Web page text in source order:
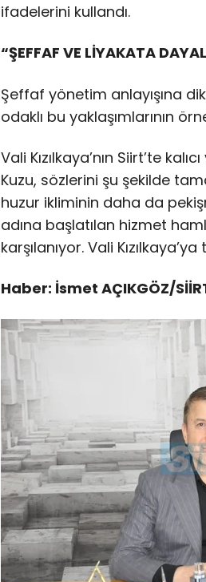
ifadelerini kullandı.
“ŞEFFAF VE LİYAKATA
Şeffaf yönetim anlayışına
odaklı bu yaklaşımlarının
Vali Kızılkaya’nın Siirt’te
Kuzu, sözlerini şu şekilde
huzur ikliminin daha da
adına başlatılan hizmet
karşılanıyor. Vali
Haber: İsmet AÇIKGÖZ/